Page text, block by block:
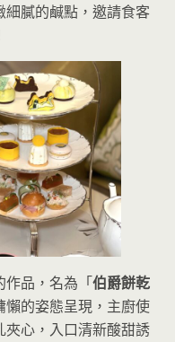
細膩的鹹點，邀請食客
作品，名為「伯爵餅乾
懶的姿態呈現，主廚使
夾心，入口清新酸甜誘